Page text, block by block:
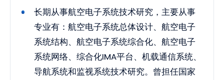
长期从事航空电子系统技术研究，主要从事
专业有：航空电子系统总体设计、航空电子
系统结构、航空电子系统综合化、航空电子
系统网络、综合化IMA平台、机载通信系统、
导航系统和监视系统技术研究。曾担任国家